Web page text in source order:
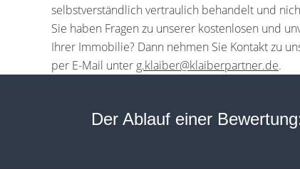
selbstverständlich vertraulich behandelt und
Sie haben Fragen zu unserer kostenlosen und
Ihrer Immobilie? Dann nehmen Sie Kontakt zu
per E-Mail unter g.klaiber@klaiberpartner.de.
Der Ablauf einer